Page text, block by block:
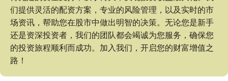
们提供灵活的配资方案，专业的风险管理，以及实时的市
场资讯，帮助您在股市中做出明智的决策。无论您是新手
还是资深投资者，我们的团队都会竭诚为您服务，确保您
的投资旅程顺利而成功。加入我们，开启您的财富增值之
路！